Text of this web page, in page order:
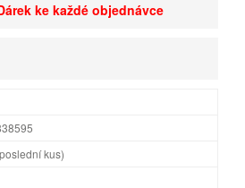
ke každé objednávce
kus)